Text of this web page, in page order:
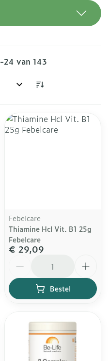
-24 van 143
Febelcare
Thiamine Hcl Vit. B1 25g
Febelcare
€ 29,09
Bestel